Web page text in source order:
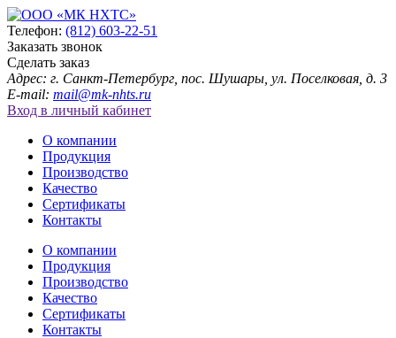
Телефон: (812) 603-22-51
Заказать звонок
Сделать заказ
Адрес: г. Санкт-Петербург, пос. Шушары, ул. Поселковая, д. 3
E-mail: mail@mk-nhts.ru
Вход в личный кабинет
О компании
Продукция
Производство
Качество
Сертификаты
Контакты
О компании
Продукция
Производство
Качество
Сертификаты
Контакты